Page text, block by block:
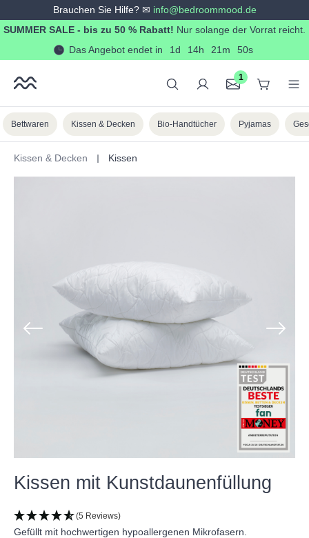
springenBrauchen Sie Hilfe? ✉ info@bedroommood.de
SUMMER SALE - bis zu 50 % Rabatt! Nur solange der Vorrat reicht.
Das Angebot endet in
1d 14h 21m 50s
1
Bettwaren Kissen & Decken Bio-Handtücher Pyjamas
Kissen & Decken Kissen
Kissen mit Kunstdaunenfüllung
(5 Reviews)
Gefüllt mit hochwertigen hypoallergenen Mikrofasern.